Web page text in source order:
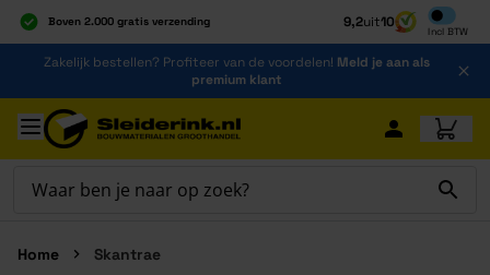
Boven 2.000 gratis verzending
Al 40 jaar dé specialist
Alles onder één dak
9,2uit10
Incl BTW
Inclusief
Ga naar de inhoud
Zakelijk bestellen? Profiteer van de voordelen! Meld je aan als
premium klant
Ga naar hoofdinhoud
Home Skantrae